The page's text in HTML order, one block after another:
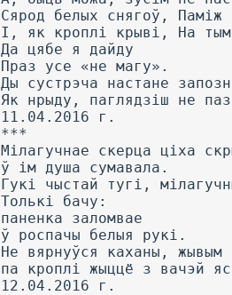
Сярод белых снягоў, Паміж
I, як кроплі крыві, На тым
Да цябе я дайду
Праз усе «не магу».
Ды сустрэча настане
Як нрыду, паглядзіш не
11.04.2016 г.
***
Мілагучнае скерца ціха
ў ім душа сумавала.
Гукі чыстай тугі,
Толькі бачу:
паненка заломвае
ў роспачы белыя рукі.
He вярнуўся каханы,
па кроплі жыццё з вачэй
12.04.2016 г.